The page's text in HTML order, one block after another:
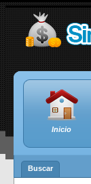
Inicio
Buscar